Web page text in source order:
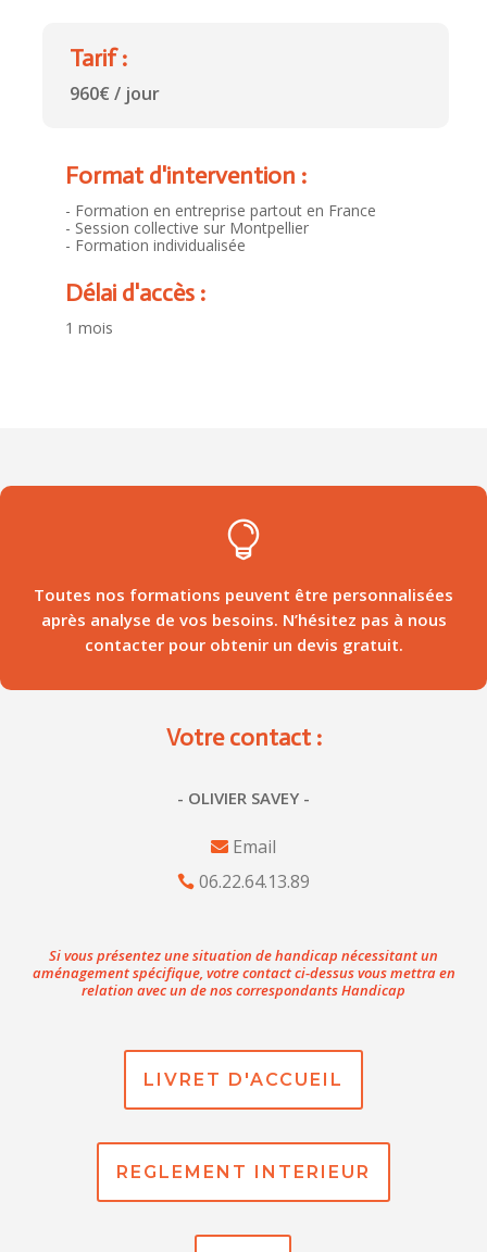
Tarif :
960€ / jour
Format d'intervention :
- Formation en entreprise partout en France
- Session collective sur Montpellier
- Formation individualisée
Délai d'accès :
1 mois

Toutes nos formations peuvent être personnalisées
après analyse de vos besoins. N’hésitez pas à nous
contacter pour obtenir un devis gratuit.
Votre contact :
- OLIVIER SAVEY -
Email
06.22.64.13.89
Si vous présentez une situation de handicap nécessitant un
aménagement spécifique, votre contact ci-dessus vous mettra en
relation avec un de nos correspondants Handicap
LIVRET D'ACCUEIL
REGLEMENT INTERIEUR